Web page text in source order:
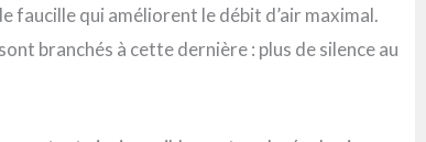
faucille qui améliorent le débit d’air maximal.
branchés à cette dernière : plus de silence au